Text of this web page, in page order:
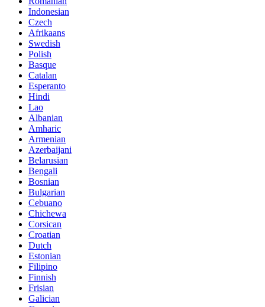
Indonesian
Czech
Afrikaans
Swedish
Polish
Basque
Catalan
Esperanto
Hindi
Lao
Albanian
Amharic
Armenian
Azerbaijani
Belarusian
Bengali
Bosnian
Bulgarian
Cebuano
Chichewa
Corsican
Croatian
Dutch
Estonian
Filipino
Finnish
Frisian
Galician